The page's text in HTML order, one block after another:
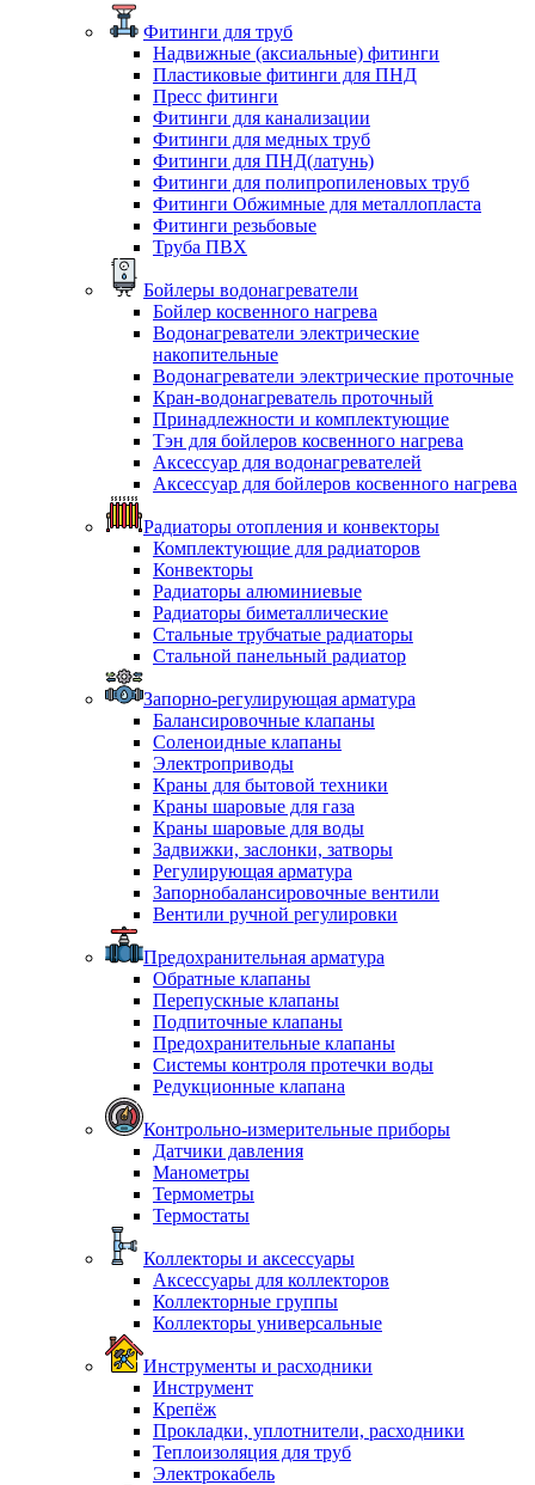
Фитинги для труб
Надвижные (аксиальные) фитинги
Пластиковые фитинги для ПНД
Пресс фитинги
Фитинги для канализации
Фитинги для медных труб
Фитинги для ПНД(латунь)
Фитинги для полипропиленовых труб
Фитинги Обжимные для металлопласта
Фитинги резьбовые
Труба ПВХ
Бойлеры водонагреватели
Бойлер косвенного нагрева
Водонагреватели электрические
накопительные
Водонагреватели электрические проточные
Кран-водонагреватель проточный
Принадлежности и комплектующие
Тэн для бойлеров косвенного нагрева
Аксессуар для водонагревателей
Аксессуар для бойлеров косвенного нагрева
Радиаторы отопления и конвекторы
Комплектующие для радиаторов
Конвекторы
Радиаторы алюминиевые
Радиаторы биметаллические
Стальные трубчатые радиаторы
Стальной панельный радиатор
Запорно-регулирующая арматура
Балансировочные клапаны
Соленоидные клапаны
Электроприводы
Краны для бытовой техники
Краны шаровые для газа
Краны шаровые для воды
Задвижки, заслонки, затворы
Регулирующая арматура
Запорнобалансировочные вентили
Вентили ручной регулировки
Предохранительная арматура
Обратные клапаны
Перепускные клапаны
Подпиточные клапаны
Предохранительные клапаны
Системы контроля протечки воды
Редукционные клапана
Контрольно-измерительные приборы
Датчики давления
Манометры
Термометры
Термостаты
Коллекторы и аксессуары
Аксессуары для коллекторов
Коллекторные группы
Коллекторы универсальные
Инструменты и расходники
Инструмент
Крепёж
Прокладки, уплотнители, расходники
Теплоизоляция для труб
Электрокабель